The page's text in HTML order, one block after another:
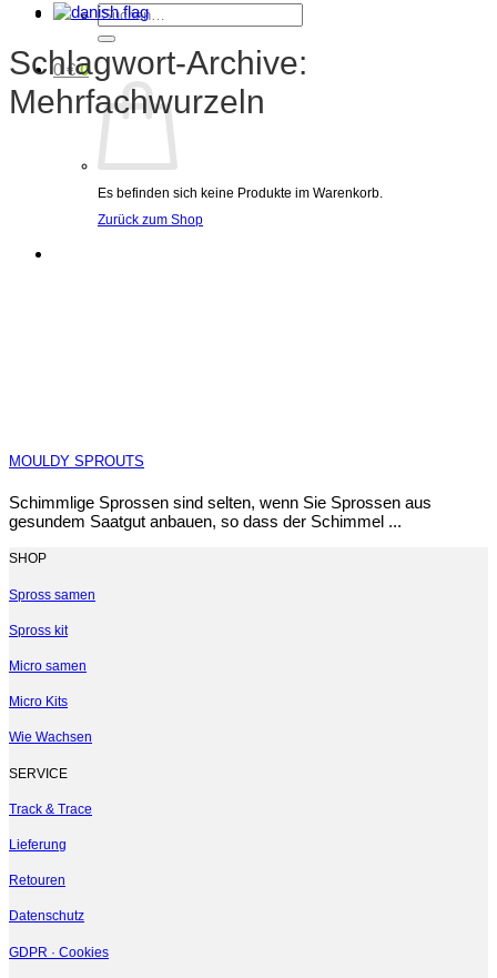
Suchen
nach:
0 € 0
Es befinden sich keine Produkte im Warenkorb.
Zurück zum Shop
Schlagwort-Archive:
Mehrfachwurzeln
MOULDY SPROUTS
Schimmlige Sprossen sind selten, wenn Sie Sprossen aus
gesundem Saatgut anbauen, so dass der Schimmel ...
SHOP
Spross samen
Spross kit
Micro samen
Micro Kits
Wie Wachsen
SERVICE
Track & Trace
Lieferung
Retouren
Datenschutz
GDPR · Cookies